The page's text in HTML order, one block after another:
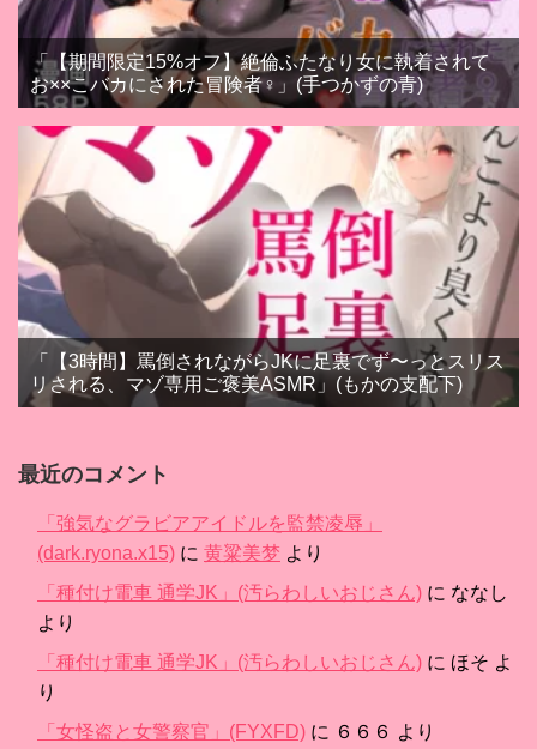
「【期間限定15%オフ】絶倫ふたなり女に執着されて
お××こバカにされた冒険者♀」(手つかずの青)
「【3時間】罵倒されながらJKに足裏でず〜っとスリス
リされる、マゾ専用ご褒美ASMR」(もかの支配下)
最近のコメント
「強気なグラビアアイドルを監禁凌辱」
(dark.ryona.x15) に 黄粱美梦 より
「種付け電車 通学JK」(汚らわしいおじさん) に ななし
より
「種付け電車 通学JK」(汚らわしいおじさん) に ほそ よ
り
「女怪盗と女警察官」(FYXFD) に ６６６ より